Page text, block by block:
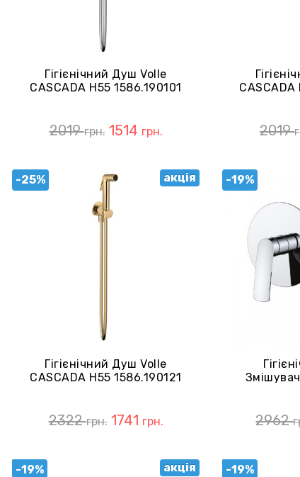
Гігієнічний Душ Volle
CASCADA H55 1586.190101
2019грн. 1514 грн.
CASCADA
2019
-25% акція
Гігієнічний Душ Volle
CASCADA H55 1586.190121
2322грн. 1741 грн.
-19%
2962
-19% акція -19%